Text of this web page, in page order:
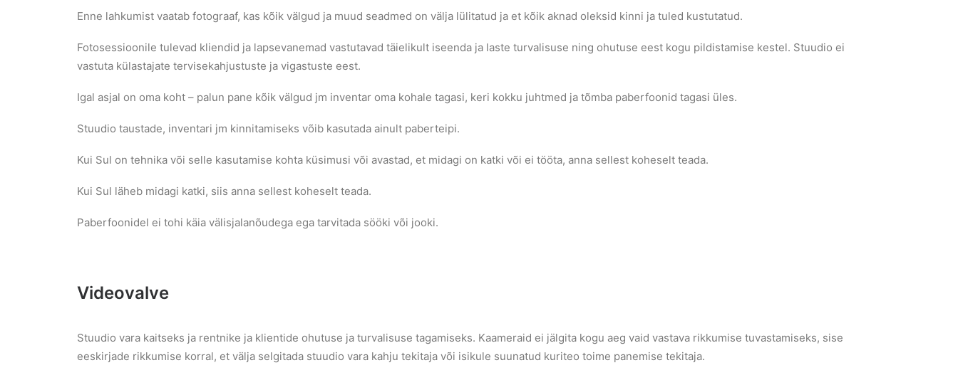
Enne lahkumist vaatab fotograaf, kas kõik välgud ja muud seadmed on välja lülitatud ja et kõik aknad oleksid kinni ja tuled kustutatud.
Fotosessioonile tulevad kliendid ja lapsevanemad vastutavad täielikult iseenda ja laste turvalisuse ning ohutuse eest kogu pildistamise kestel. Stuudio ei
vastuta külastajate tervisekahjustuste ja vigastuste eest.
Igal asjal on oma koht – palun pane kõik välgud jm inventar oma kohale tagasi, keri kokku juhtmed ja tõmba paberfoonid tagasi üles.
Stuudio taustade, inventari jm kinnitamiseks võib kasutada ainult paberteipi.
Kui Sul on tehnika või selle kasutamise kohta küsimusi või avastad, et midagi on katki või ei tööta, anna sellest koheselt teada.
Kui Sul läheb midagi katki, siis anna sellest koheselt teada.
Paberfoonidel ei tohi käia välisjalanõudega ega tarvitada sööki või jooki.
Videovalve
Stuudio vara kaitseks ja rentnike ja klientide ohutuse ja turvalisuse tagamiseks. Kaameraid ei jälgita kogu aeg vaid vastava rikkumise tuvastamiseks, sise
eeskirjade rikkumise korral, et välja selgitada stuudio vara kahju tekitaja või isikule suunatud kuriteo toime panemise tekitaja.